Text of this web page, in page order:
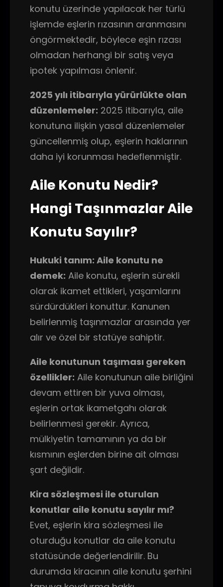
konutu üzerinde yapılacak her türlü
işlemde eşlerin rızasının aranmasını
öngörmektedir, böylece eşin rızası
olmadan herhangi bir satış veya
ipotek yapılması önlenir.
2025 yılı itibarıyla yürürlükte olan
düzenlemeler: 2025 itibarıyla, aile
konutuna ilişkin yasal düzenlemeler
güncellenmiş olup, eşlerin haklarının
daha iyi korunması hedeflenmiştir.
Aile Konutu Nedir?
Hangi Taşınmazlar Aile
Konutu Sayılır?
Hukuki tanım: Aile konutu ne
demek: Aile konutu, eşlerin sürekli
olarak ikamet ettikleri, yaşamlarını
sürdürdükleri konuttur. Kanunen
belirlenmiş taşınmazlar arasında yer
alır ve özel bir statüye sahiptir.
Aile konutunun taşıması gereken
özellikler: Aile konutunun aile birliğini
devam ettiren bir yuva olması,
eşlerin ortak ikametgahı olarak
belirlenmesi gerekir. Ayrıca,
mülkiyetin tamamının ya da bir
kısmının eşlerden birine ait olması
şart değildir.
Kira sözleşmesi ile oturulan
konutlar aile konutu sayılır mı?
Evet, eşlerin kira sözleşmesi ile
oturduğu konutlar da aile konutu
statüsünde değerlendirilir. Bu
durumda kiracının aile konutu şerhini